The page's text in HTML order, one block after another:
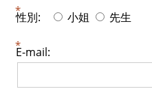
性別: 小姐 先生
E-mail: